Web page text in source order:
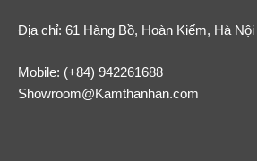
Địa chỉ: 61 Hàng Bồ, Hoàn Kiếm, Hà Nội
Mobile: (+84) 942261688
Showroom@Kamthanhan.com